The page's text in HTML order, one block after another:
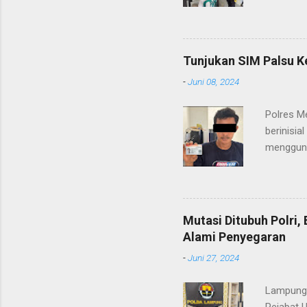
Heri
pidana,
Tunjukan SIM Palsu
-Juni 08, 2024
Polres
berinisial
dari
Mutasi Ditubuh Polri,
Alami Penyegaran
-Juni 27, 2024